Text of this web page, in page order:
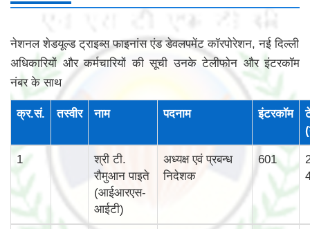
नेशनल शेडयूल्‍ड ट्राइब्‍स फाइनांस एंड डेवलपमेंट कॉरपोरेशन, नई दिल्‍ली
अधिकारियों और कर्मचारियों की सूची उनके टेलीफोन और इंटरकॉम
नंबर के साथ
क्र.सं. तस्‍वीर नाम पदनाम इंटरकॉम
1
श्री टी.
रौमुआन पाइते
(आईआरएस-
आईटी)
अध्यक्ष एवं प्रबन्ध
निदेशक
601